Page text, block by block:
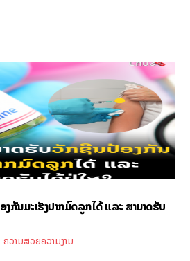
ກັນມະເຮັງປາກມົດລູກໄດ້ ແລະ ສາມາດຮັບ
ຄວາມສວຍຄວາມງາມ